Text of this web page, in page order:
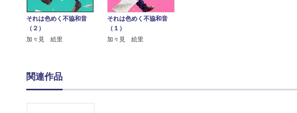
それは色めく不協和音
（２）
加々見 絵里
それは色めく不協和音
（１）
加々見 絵里
関連作品